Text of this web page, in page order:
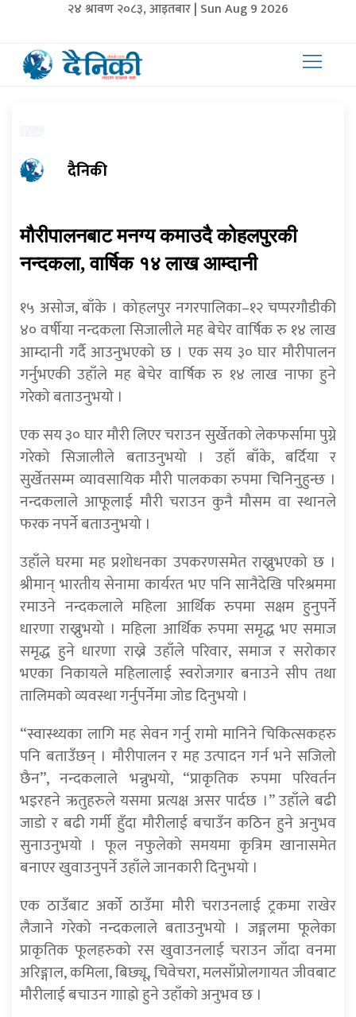
२४ श्रावण २०८३, आइतबार | Sun Aug 9 2026
दैनिकी
मौरीपालनबाट मनग्य कमाउदै कोहलपुरकी
नन्दकला, वार्षिक १४ लाख आम्दानी
१५ असोज, बाँके । कोहलपुर नगरपालिका–१२ चप्परगौडीकी
४० वर्षीया नन्दकला सिजालीले मह बेचेर वार्षिक रु १४ लाख
आम्दानी गर्दै आउनुभएको छ । एक सय ३० घार मौरीपालन
गर्नुभएकी उहाँले मह बेचेर वार्षिक रु १४ लाख नाफा हुने
गरेको बताउनुभयो ।
एक सय ३० घार मौरी लिएर चराउन सुर्खेतको लेकफर्सामा पुग्ने
गरेको सिजालीले बताउनुभयो । उहाँ बाँके, बर्दिया र
सुर्खेतसम्म व्यावसायिक मौरी पालकका रुपमा चिनिनुहुन्छ ।
नन्दकलाले आफूलाई मौरी चराउन कुनै मौसम वा स्थानले
फरक नपर्ने बताउनुभयो ।
उहाँले घरमा मह प्रशोधनका उपकरणसमेत राख्नुभएको छ ।
श्रीमान् भारतीय सेनामा कार्यरत भए पनि सानैदेखि परिश्रममा
रमाउने नन्दकलाले महिला आर्थिक रुपमा सक्षम हुनुपर्ने
धारणा राख्नुभयो । महिला आर्थिक रुपमा समृद्ध भए समाज
समृद्ध हुने धारणा राख्ने उहाँले परिवार, समाज र सरोकार
भएका निकायले महिलालाई स्वरोजगार बनाउने सीप तथा
तालिमको व्यवस्था गर्नुपर्नेमा जोड दिनुभयो ।
“स्वास्थ्यका लागि मह सेवन गर्नु रामो मानिने चिकित्सकहरु
पनि बताउँछन् । मौरीपालन र मह उत्पादन गर्न भने सजिलो
छैन”, नन्दकलाले भन्नुभयो, “प्राकृतिक रुपमा परिवर्तन
भइरहने ऋतुहरुले यसमा प्रत्यक्ष असर पार्दछ ।” उहाँले बढी
जाडो र बढी गर्मी हुँदा मौरीलाई बचाउँन कठिन हुने अनुभव
सुनाउनुभयो । फूल नफुलेको समयमा कृत्रिम खानासमेत
बनाएर खुवाउनुपर्ने उहाँले जानकारी दिनुभयो ।
एक ठाउँबाट अर्को ठाउँमा मौरी चराउनलाई ट्रकमा राखेर
लैजाने गरेको नन्दकलाले बताउनुभयो । जङ्गलमा फूलेका
प्राकृतिक फूलहरुको रस खुवाउनलाई चराउन जाँदा वनमा
अरिङ्गाल, कमिला, बिछ्यू, चिवेचरा, मलसाँप्रोलगायत जीवबाट
मौरीलाई बचाउन गााह्रो हुने उहाँको अनुभव छ ।